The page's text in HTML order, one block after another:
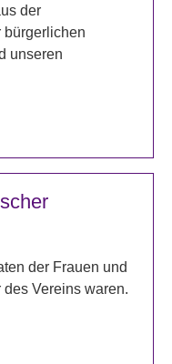
der
bürgerlichen
unseren
der Frauen und
Vereins waren.